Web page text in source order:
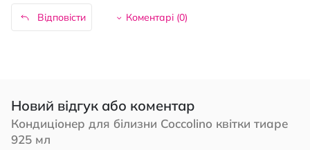
Відповісти Коментарі (0)
Новий відгук або коментар
Кондиціонер для білизни Coccolino квітки тиаре
925 мл